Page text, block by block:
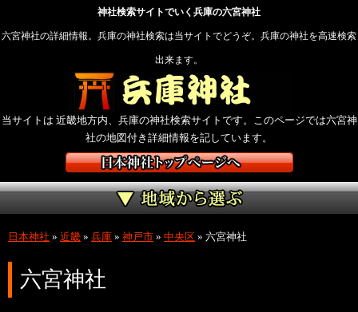
神社検索サイトでいく兵庫の六宮神社
六宮神社の詳細情報。兵庫の神社検索は当サイトでどうぞ。兵庫の神社を高速検索
出来ます。
当サイトは 近畿地方内、兵庫の神社検索サイトです。このページでは六宮神
社の地図付き詳細情報を記しています。
日本神社 » 近畿 » 兵庫 » 神戸市 » 中央区 » 六宮神社
六宮神社